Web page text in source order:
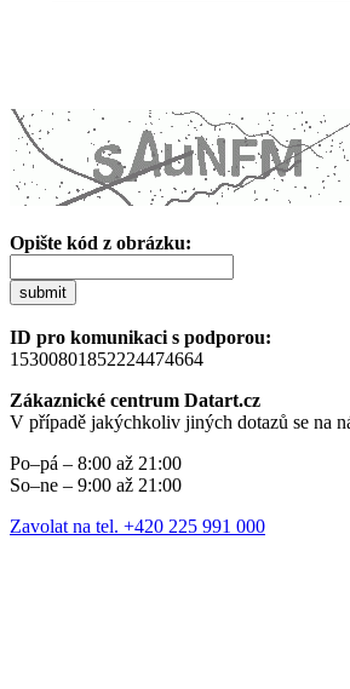
Opište kód z obrázku:
submit
ID pro komunikaci s podporou:
15300801852224474664
Zákaznické centrum Datart.cz
V případě jakýchkoliv jiných dotazů se na
Po–pá – 8:00 až 21:00
So–ne – 9:00 až 21:00
Zavolat na tel. +420 225 991 000